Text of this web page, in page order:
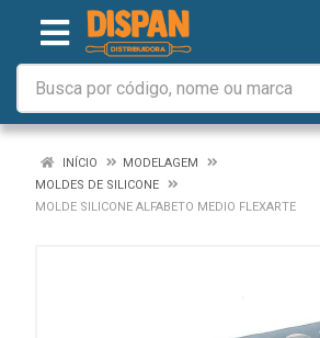
INÍCIO
MODELAGEM
MOLDES DE SILICONE
MOLDE SILICONE ALFABETO MEDIO FLEXARTE